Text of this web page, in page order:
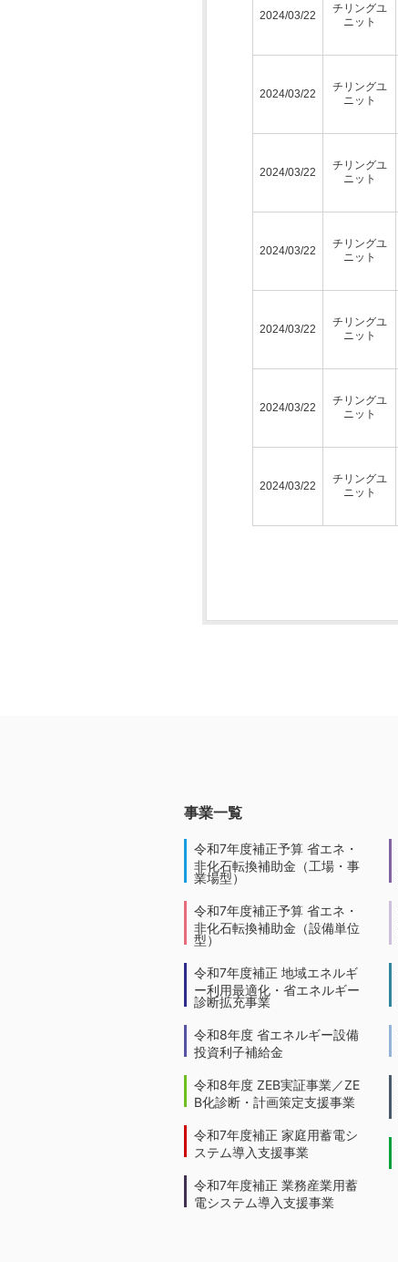
2024/03/22
チリングユ
ニット
2024/03/22
チリングユ
ニット
2024/03/22
チリングユ
ニット
2024/03/22
チリングユ
ニット
2024/03/22
チリングユ
ニット
2024/03/22
チリングユ
ニット
2024/03/22
チリングユ
ニット
事業一覧
令和7年度補正予算 省エネ・
非化石転換補助金（工場・事
業場型）
令和7年度補正予算 省エネ・
非化石転換補助金（設備単位
型）
令和7年度補正 地域エネルギ
ー利用最適化・省エネルギー
診断拡充事業
令和8年度 省エネルギー設備
投資利子補給金
令和8年度 ZEB実証事業／ZE
B化診断・計画策定支援事業
令和7年度補正 家庭用蓄電シ
ステム導入支援事業
令和7年度補正 業務産業用蓄
電システム導入支援事業